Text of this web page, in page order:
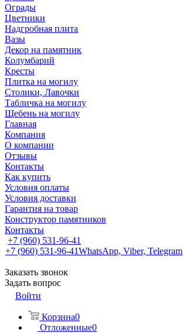
Ограды
Цветники
Надгробная плита
Вазы
Декор на памятник
Колумбарий
Кресты
Плитка на могилу
Столики, Лавочки
Табличка на могилу
Щебень на могилу
Главная
Компания
О компании
Отзывы
Контакты
Как купить
Условия оплаты
Условия доставки
Гарантия на товар
Конструктор памятников
Контакты
+7 (960) 531-96-41
+7 (960) 531-96-41WhatsApp, Viber, Telegram
Заказать звонок
Задать вопрос
Войти
Корзина0
Отложенные0